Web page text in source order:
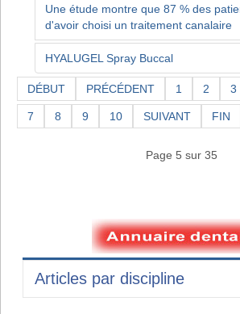
Une étude montre que 87 % des
d'avoir choisi un traitement canalaire
HYALUGEL Spray Buccal
DÉBUT PRÉCÉDENT 1 2 3
7 8 9 10 SUIVANT FIN
Page 5 sur 35
Articles par discipline